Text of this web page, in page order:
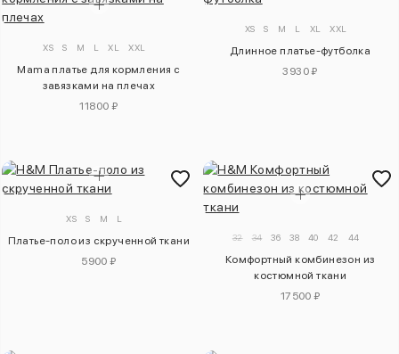
XS S M L XL XXL
Mama платье для кормления с
завязками на плечах
11800 ₽
XS S M L XL XXL
Длинное платье-футболка
3930 ₽
XS S M L
Платье-поло из скрученной ткани
5900 ₽
32 34 36 38 40 42 44
Комфортный комбинезон из
костюмной ткани
17500 ₽